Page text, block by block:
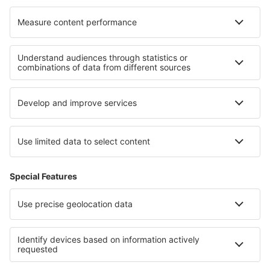
Cele mai bune locuri de cazare - regiuni
Cazare în Great Yarmouth Cazare în Pembrokeshire
Cazare în Guernsey Cazare ȋn Insulele Anglo-Normande
Cazare ȋn Anglia Cazare în Viña del Mar Cazare în Huila
Cazare in Val d'Aosta Cazare in Alaska